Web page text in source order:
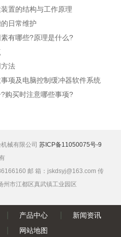
置的结构与工作原理
日常维护
有哪些?原理是什么?
法
项及电脑控制缓冲器软件系统
购买时注意哪些事项?
械有限公司 苏ICP备11050075号-9
邮 箱：jskdsyj@163.com 传
市江都区真武镇工业园区
产品中心
新闻资讯
网站地图